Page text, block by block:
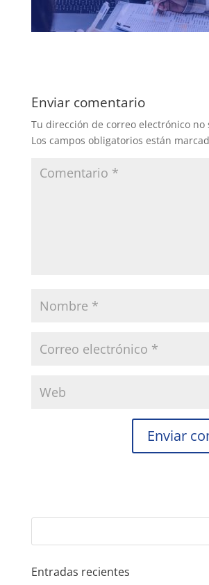
Enviar comentario
Tu dirección de correo electrónico no
Los campos obligatorios están
Entradas recientes